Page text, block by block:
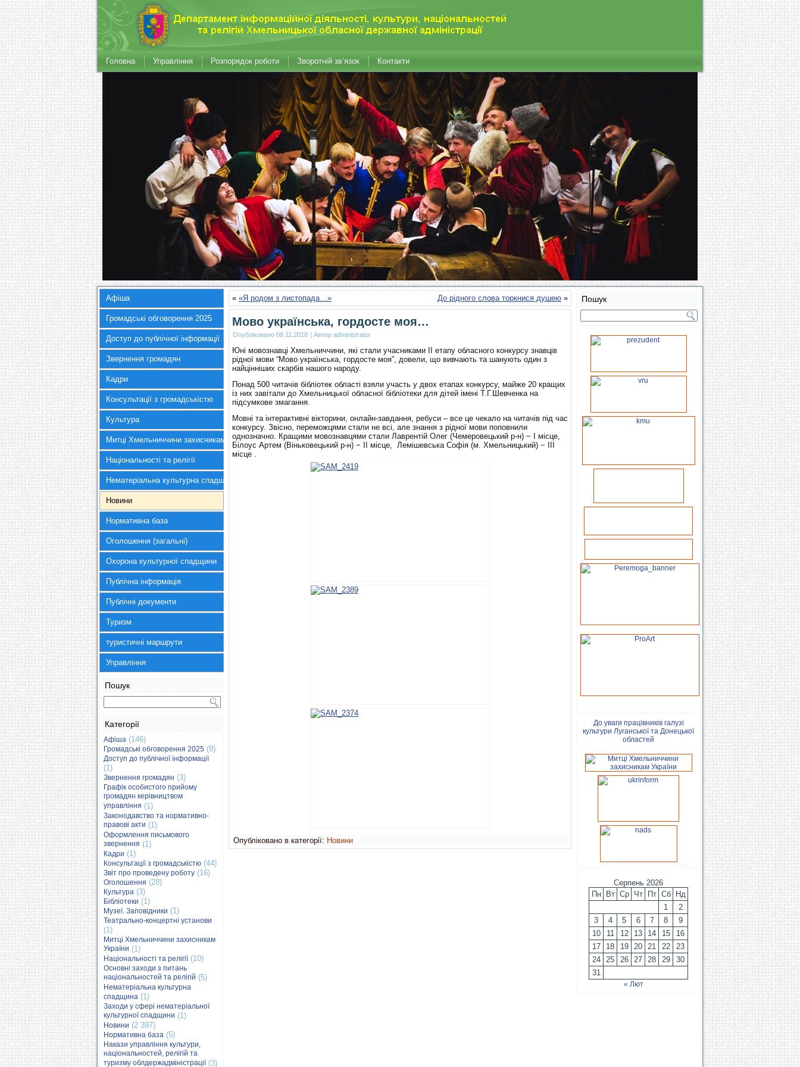
Головна Управління Розпорядок роботи Зворотній зв’язок Контакти
Афіша
Громадські обговорення 2025
Доступ до публічної інформації
Звернення громадян
Кадри
Консультації з громадськістю
Культура
Митці Хмельниччини захисникам України
Національності та релігії
Нематеріальна культурна спадщина
Новини
Нормативна база
Оголошення (загальні)
Охорона культурної спадщини
Публічна інформація
Публічні документи
Туризм
туристичні маршрути
Управління
Пошук
Категорії
Афіша (146)
Громадські обговорення 2025 (9)
Доступ до публічної інформації
(1)
Звернення громадян (3)
Графік особистого прийому
громадян керівництвом
управління (1)
Законодавство та нормативно-
правові акти (1)
Оформлення письмового
звернення (1)
Кадри (1)
Консультації з громадськістю (44)
Звіт про проведену роботу (16)
Оголошення (28)
Культура (3)
Бібліотеки (1)
Музеї. Заповідники (1)
Театрально-концертні установи
(1)
Митці Хмельниччини захисникам
України (1)
Національності та релігії(10)
Основні заходи з питань
національностей та релігій (5)
Нематеріальна культурна
спадщина (1)
Заходи у сфері нематеріальної
культурної спадщини (1)
Новини (2 397)
Нормативна база (5)
Накази управління культури,
національностей, релігій та
туризму облдержадміністрації(3)
« «Я родом з листопада…» До рідного слова торкнися душею »
Мово українська, гордосте моя…
Опубліковано 09.11.2018 | Автор administrator
Юні мовознавці Хмельниччини, які стали учасниками ІІ етапу обласного конкурсу знавців
рідної мови “Мово українська, гордосте моя”, довели, що вивчають та шанують один з
найцінніших скарбів нашого народу.
Понад 500 читачів бібліотек області взяли участь у двох етапах конкурсу, майже 20 кращих
із них завітали до Хмельницької обласної бібліотеки для дітей імені Т.Г.Шевченка на
підсумкове змагання.
Мовні та інтерактивні вікторини, онлайн-завдання, ребуси – все це чекало на читачів під час
конкурсу. Звісно, переможцями стали не всі, але знання з рідної мови поповнили
однозначно. Кращими мовознавцями стали Лаврентій Олег (Чемеровецький р-н) − I місце,
Білоус Артем (Віньковецький р-н) − II місце, Лемішевська Софія (м. Хмельницький) − III
місце .
Опубліковано в категорії: Новини
Пошук
До уваги працівників галузі
культури Луганської та Донецької
областей
Серпень 2026
Пн
Вт Ср Чт Пт Сб
Нд
1
2
3
4 5 6 7 8
9
10
11 12 13 14 15
16
17
18 19 20 21 22
23
24
25 26 27 28 29
30
31
« Лют